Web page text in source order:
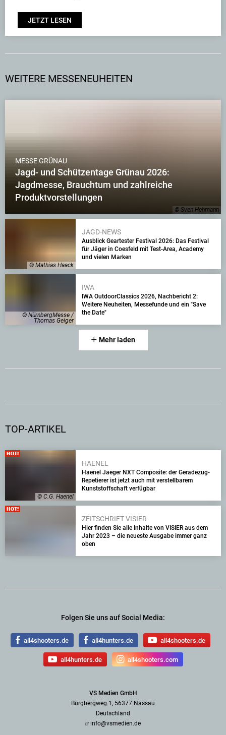
JETZT LESEN
WEITERE MESSENEUHEITEN
© Sven Hehmann
MESSE GRÜNAU
Jagd- und Schützentage Grünau 2026:
Jagdmesse, Brauchtum und zahlreiche
Produktvorstellungen
© Mathias Haack
JAGD-NEWS
Ausblick Geartester Festival 2026: Das Festival
für Jäger in Coesfeld mit Test-Area, Academy
und vielen Marken
© NürnbergMesse /
Thomas Geiger
IWA
IWA OutdoorClassics 2026, Nachbericht 2:
Weitere Neuheiten, Messefunde und ein "Save
the Date"
Mehr laden
TOP-ARTIKEL
© C.G. Haenel
HAENEL
Haenel Jaeger NXT Composite: der Geradezug-
Repetierer ist jetzt auch mit verstellbarem
Kunststoffschaft verfügbar
ZEITSCHRIFT VISIER
Hier finden Sie alle Inhalte von VISIER aus dem
Jahr 2023 – die neueste Ausgabe immer ganz
oben
Folgen Sie uns auf Social Media:
all4shooters.de all4hunters.de all4shooters.de
all4hunters.de all4shooters.com
VS Medien GmbH
Burgbergweg 1, 56377 Nassau
Deutschland
info@vsmedien.de